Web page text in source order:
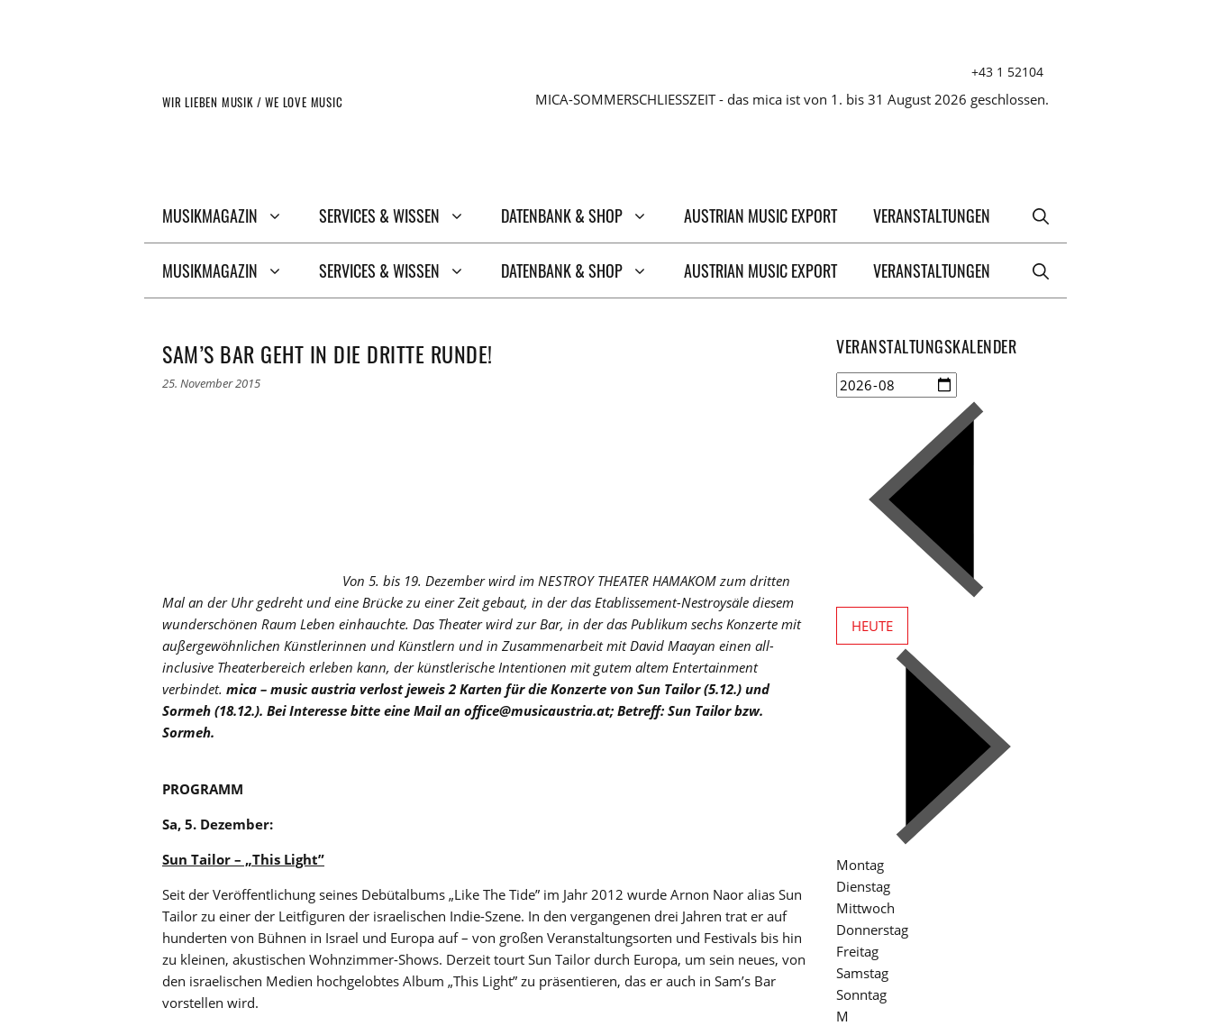
+43 1 52104
WIR LIEBEN MUSIK / WE LOVE MUSIC MICA-SOMMERSCHLIESSZEIT - das mica ist von 1. bis 31 August 2026 geschlossen.
MUSIKMAGAZIN SERVICES & WISSEN DATENBANK & SHOP AUSTRIAN MUSIC EXPORT VERANSTALTUNGEN
MUSIKMAGAZIN SERVICES & WISSEN DATENBANK & SHOP AUSTRIAN MUSIC EXPORT VERANSTALTUNGEN
SAM’S BAR GEHT IN DIE DRITTE RUNDE!
25. November 2015
Von 5. bis 19. Dezember wird im NESTROY THEATER HAMAKOM zum dritten
Mal an der Uhr gedreht und eine Brücke zu einer Zeit gebaut, in der das Etablissement-Nestroysäle diesem
wunderschönen Raum Leben einhauchte. Das Theater wird zur Bar, in der das Publikum sechs Konzerte mit
außergewöhnlichen Künstlerinnen und Künstlern und in Zusammenarbeit mit David Maayan einen all-
inclusive Theaterbereich erleben kann, der künstlerische Intentionen mit gutem altem Entertainment
verbindet. mica – music austria verlost jeweis 2 Karten für die Konzerte von Sun Tailor (5.12.) und
Sormeh (18.12.). Bei Interesse bitte eine Mail an office@musicaustria.at; Betreff: Sun Tailor bzw.
Sormeh.
PROGRAMM
Sa, 5. Dezember:
Sun Tailor – „This Light”
Seit der Veröffentlichung seines Debütalbums „Like The Tide” im Jahr 2012 wurde Arnon Naor alias Sun
Tailor zu einer der Leitfiguren der israelischen Indie-Szene. In den vergangenen drei Jahren trat er auf
hunderten von Bühnen in Israel und Europa auf – von großen Veranstaltungsorten und Festivals bis hin
zu kleinen, akustischen Wohnzimmer-Shows. Derzeit tourt Sun Tailor durch Europa, um sein neues, von
den israelischen Medien hochgelobtes Album „This Light” zu präsentieren, das er auch in Sam’s Bar
vorstellen wird.
VERANSTALTUNGSKALENDER
HEUTE
Montag
Dienstag
Mittwoch
Donnerstag
Freitag
Samstag
Sonntag
M